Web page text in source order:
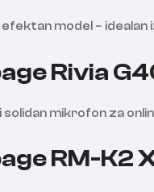
model –
Rivia
solidan mikrofon za
RM-K2